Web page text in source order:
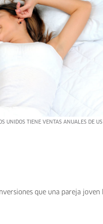
UNIDOS TIENE VENTAS ANUALES DE
que una pareja joven